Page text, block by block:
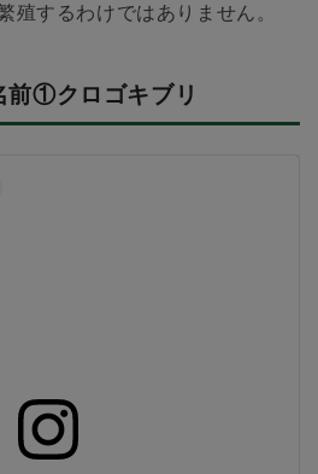
殖するわけではありません。
前①クロゴキブリ